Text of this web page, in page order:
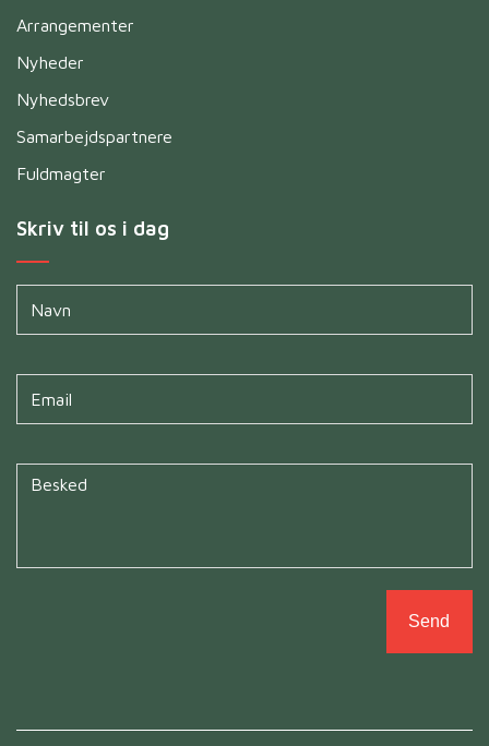
Arrangementer
Nyheder
Nyhedsbrev
Samarbejdspartnere
Fuldmagter
Skriv til os i dag